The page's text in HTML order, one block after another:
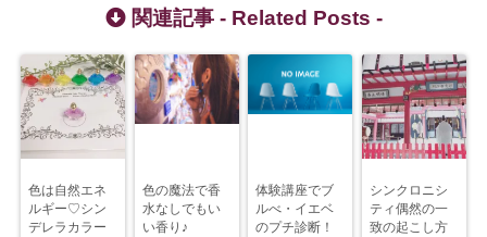
関連記事 - Related Posts -
色は自然エネ
ルギー♡シン
デレラカラー
色の魔法で香
水なしでもい
い香り♪
体験講座でブ
ルべ・イエベ
のプチ診断！
シンクロニシ
ティ偶然の一
致の起こし方